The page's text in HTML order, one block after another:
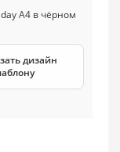
дизайн